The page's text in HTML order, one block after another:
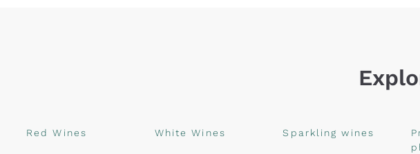
Red Wines White Wines Sparkling wines